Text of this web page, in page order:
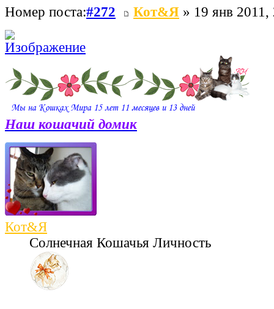
Номер поста:#272 Кот&Я » 19 янв 2011,
Наш кошачий домик
Кот&Я
Солнечная Кошачья Личность